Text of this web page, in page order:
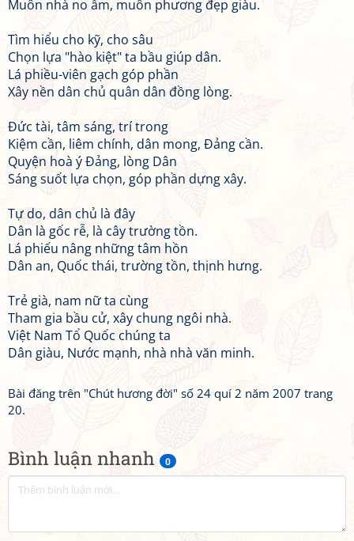
Bình luận nhanh 0
Muôn nhà no ấm, muôn phương đẹp giàu.
Tìm hiểu cho kỹ, cho sâu
Chọn lựa "hào kiệt" ta bầu giúp dân.
Lá phiều-viên gạch góp phần
Xây nền dân chủ quân dân đồng lòng.
Đức tài, tâm sáng, trí trong
Kiệm cần, liêm chính, dân mong, Đảng cần.
Quyện hoà ý Đảng, lòng Dân
Sáng suốt lựa chọn, góp phần dựng xây.
Tự do, dân chủ là đây
Dân là gốc rễ, là cây trường tồn.
Lá phiếu nâng những tâm hồn
Dân an, Quốc thái, trường tồn, thịnh hưng.
Trẻ già, nam nữ ta cùng
Tham gia bầu cử, xây chung ngôi nhà.
Việt Nam Tổ Quốc chúng ta
Dân giàu, Nước mạnh, nhà nhà văn minh.
Bài đăng trên "Chút hương đời" số 24 quí 2 năm 2007 trang
20.